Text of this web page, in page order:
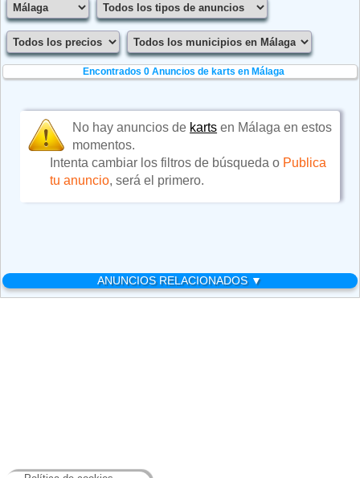
Encontrados 0 Anuncios de karts en Málaga
No hay anuncios de karts en Málaga en estos
momentos.
Intenta cambiar los filtros de búsqueda o Publica
tu anuncio, será el primero.
ANUNCIOS RELACIONADOS ▼